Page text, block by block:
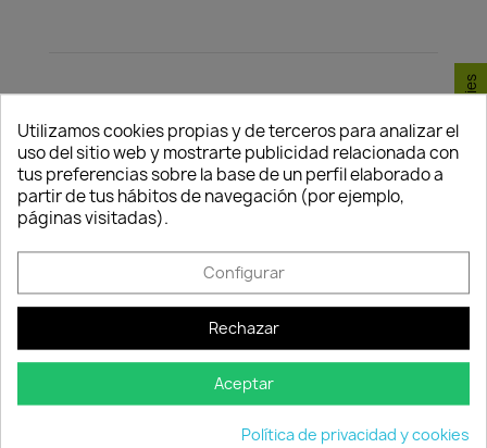
Política de
seguridad
Nuestros pagos
son 100% seguros.
Política de
entrega
Envío peninsular,
Política de
devolución
Tienes 24 horas
paquete
Compartir
Utilizamos cookies propias y de terceros para analizar el
uso del sitio web y mostrarte publicidad relacionada con
tus preferencias sobre la base de un perfil elaborado a
partir de tus hábitos de navegación (por ejemplo,
páginas visitadas).
Configurar
Rechazar
Aceptar
Política de privacidad y cookies